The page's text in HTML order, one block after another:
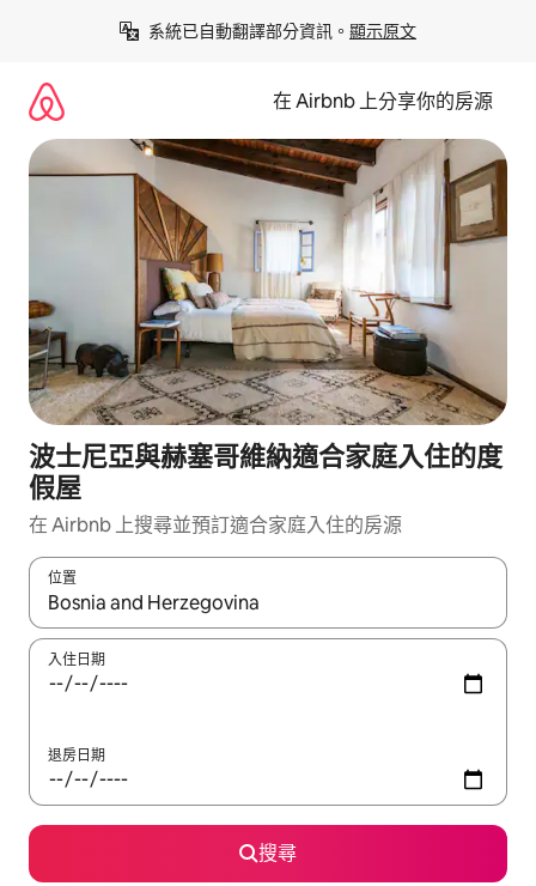
系統已自動翻譯部分資訊。 顯示原文
在 Airbnb 上分享你的房源
波士尼亞與赫塞哥維納適合家庭入住的度
假屋
在 Airbnb 上搜尋並預訂適合家庭入住的房源
位置
如有搜尋結果，瀏覽內容時請使用上下箭頭，或輕點、滑動裝置。
入住日期
退房日期
搜尋